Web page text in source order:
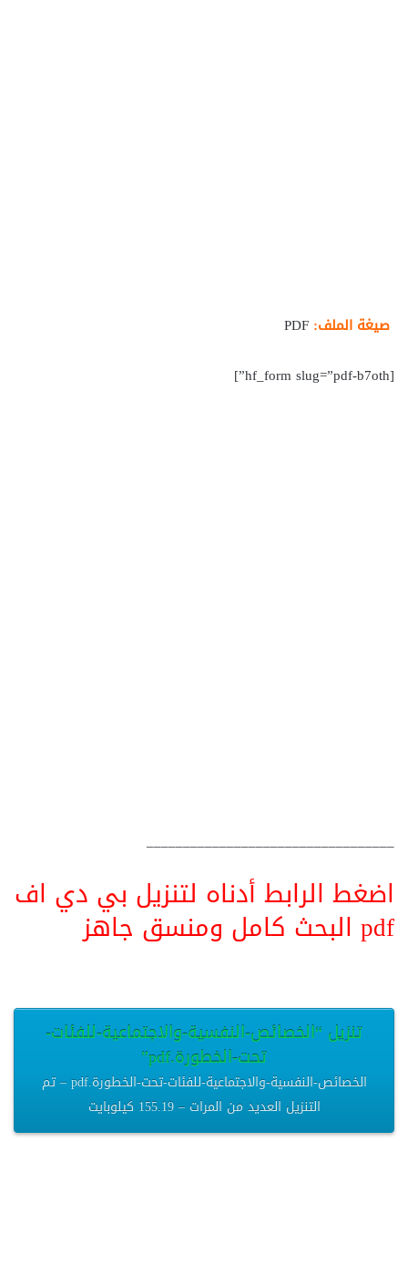
صيغة الملف:
[hf_form slug=”pdf-b7oth”]
__________________________________
اضغط الرابط أدناه لتنزيل بي دي اف
pdf البحث كامل ومنسق جاهز
تنزيل “الخصائص-النفسية-والاجتماعية-للفئات-
تحت-الخطورة.pdf”
الخصائص-النفسية-والاجتماعية-للفئات-تحت-الخطورة.pdf – تم
التنزيل العديد من المرات – 155.19 كيلوبايت